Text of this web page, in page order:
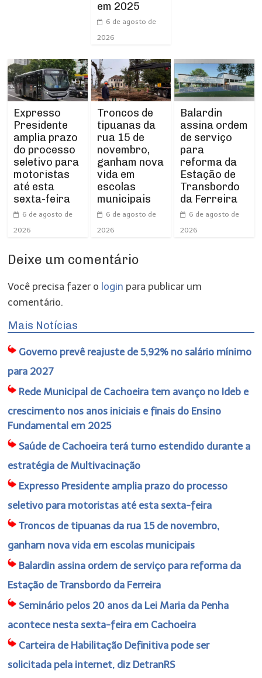
em 2025
6 de agosto de
2026
Expresso
Presidente
amplia prazo
do processo
seletivo para
motoristas
até esta
sexta-feira
6 de agosto de
2026
Troncos de
tipuanas da
rua 15 de
novembro,
ganham nova
vida em
escolas
municipais
6 de agosto de
2026
Balardin
assina ordem
de serviço
para
reforma da
Estação de
Transbordo
da Ferreira
6 de agosto de
2026
Deixe um comentário
Você precisa fazer o login para publicar um
comentário.
Mais Notícias
Governo prevê reajuste de 5,92% no salário mínimo
para 2027
Rede Municipal de Cachoeira tem avanço no Ideb e
crescimento nos anos iniciais e finais do Ensino
Fundamental em 2025
Saúde de Cachoeira terá turno estendido durante a
estratégia de Multivacinação
Expresso Presidente amplia prazo do processo
seletivo para motoristas até esta sexta-feira
Troncos de tipuanas da rua 15 de novembro,
ganham nova vida em escolas municipais
Balardin assina ordem de serviço para reforma da
Estação de Transbordo da Ferreira
Seminário pelos 20 anos da Lei Maria da Penha
acontece nesta sexta-feira em Cachoeira
Carteira de Habilitação Definitiva pode ser
solicitada pela internet, diz DetranRS